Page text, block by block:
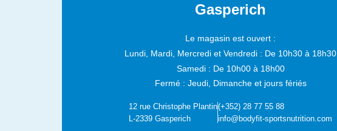
Gasperich
Le magasin est ouvert :
Lundi, Mardi, Mercredi et Vendredi : De 10h30 à 18h30
Samedi : De 10h00 à 18h00
Fermé : Jeudi, Dimanche et jours fériés
12 rue Christophe Plantin
L-2339 Gasperich
(+352) 28 77 55 88
info@bodyfit-sportsnutrition.com